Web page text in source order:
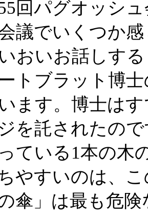
回パグオッシ
議でいくつか
おいお話しす
トブラット博
ます。博士は
を託されたの
ている1本の木
やすいのは、
の傘」は最も危